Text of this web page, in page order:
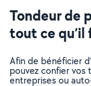
Tondeur de
tout ce qu’il
Afin de bénéficier
pouvez confier vos
entreprises ou